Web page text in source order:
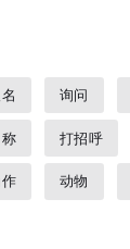
询问
打招呼
动物